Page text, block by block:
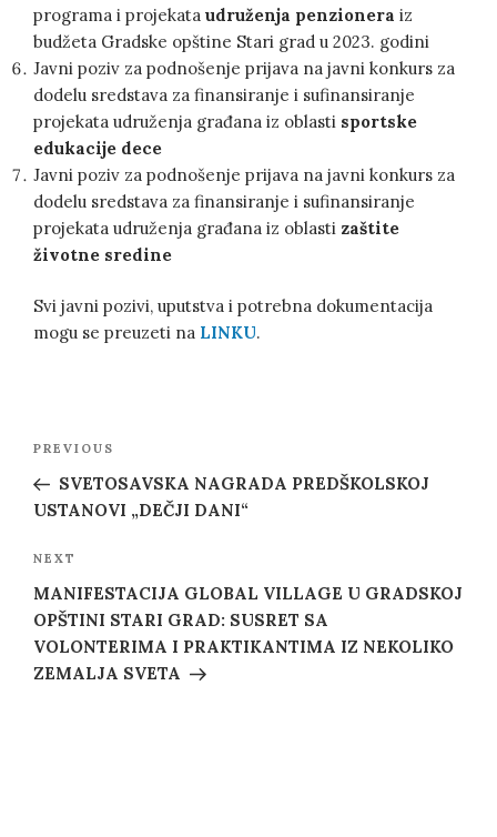
programa i projekata udruženja penzionera iz
budžeta Gradske opštine Stari grad u 2023. godini
Javni poziv za podnošenje prijava na javni konkurs za
dodelu sredstava za finansiranje i sufinansiranje
projekata udruženja građana iz oblasti sportske
edukacije dece
Javni poziv za podnošenje prijava na javni konkurs za
dodelu sredstava za finansiranje i sufinansiranje
projekata udruženja građana iz oblasti zaštite
životne sredine
Svi javni pozivi, uputstva i potrebna dokumentacija
mogu se preuzeti na LINKU.
Previous
Post
PREVIOUS
SVETOSAVSKA NAGRADA PREDŠKOLSKOJ
USTANOVI „DEČJI DANI“
Next
Post
NEXT
MANIFESTACIJA GLOBAL VILLAGE U GRADSKOJ
OPŠTINI STARI GRAD: SUSRET SA
VOLONTERIMA I PRAKTIKANTIMA IZ NEKOLIKO
ZEMALJA SVETA